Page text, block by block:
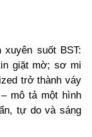
xuyên suốt BST:
giặt mờ; sơ mi
trở thành váy
mô tả một hình
tự do và sáng